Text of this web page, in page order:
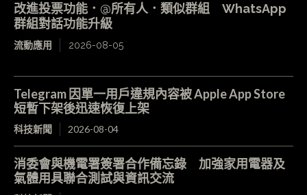
改進投票功能．@所有人．類似群組 WhatsApp
群組對話功能升級
流動應用 2026-08-05
Telegram 因單一用戶違規內容被 Apple App Store
短暫下架後迅速恢復上架
科技新聞 2026-08-04
消委會與機電署簽署合作備忘錄 加強家用電器及
氣體用具聯合測試與資訊交流